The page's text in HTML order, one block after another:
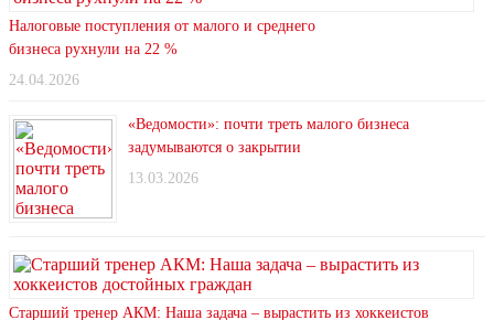
Налоговые поступления от малого и среднего
бизнеса рухнули на 22 %
24.04.2026
«Ведомости»: почти треть малого бизнеса
задумываются о закрытии
13.03.2026
Старший тренер АКМ: Наша задача – вырастить из хоккеистов